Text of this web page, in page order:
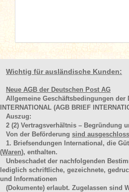
Wichtig für ausländische Kunden:
Neue AGB der Deutschen Post AG
Allgemeine Geschäftsbedingungen der
INTERNATIONAL (AGB BRIEF
Auszug:
2 (2) Vertragsverhältnis – Begründung
Von der Beförderung sind
1. Briefsendungen International, die
(Waren), enthalten.
Unbeschadet der nachfolgenden
lediglich schriftliche, gezeichnete,
und Informationen
(Dokumente) erlaubt. Zugelassen sind